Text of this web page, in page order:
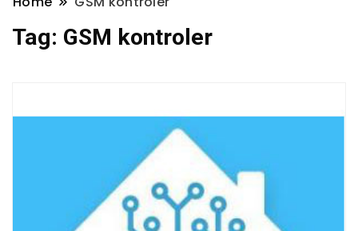
Tag: GSM kontroler